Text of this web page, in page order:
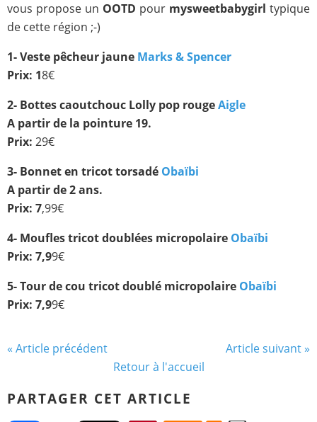
vous propose un OOTD pour mysweetbabygirl typique
de cette région ;-)
1- Veste pêcheur jaune Marks & Spencer
Prix: 18€
2- Bottes caoutchouc Lolly pop rougeAigle
A partir de la pointure 19.
Prix: 29€
3- Bonnet en tricot torsadé Obaïbi
A partir de 2 ans.
Prix: 7,99€
4- Moufles tricot doublées micropolaire Obaïbi
Prix: 7,99€
5- Tour de cou tricot doublé micropolaire Obaïbi
Prix: 7,99€
« Article précédent
Article suivant »
Retour à l'accueil
PARTAGER CET ARTICLE